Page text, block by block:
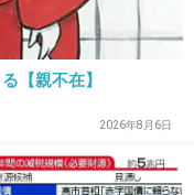
【親不在】
2026年8月6日